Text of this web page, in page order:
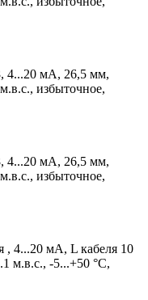
4...20 мА, 26,5 мм,
избыточное,
4...20 мА, 26,5 мм,
избыточное,
, 4...20 мА, L кабеля 10
м.в.с., -5...+50 °C,